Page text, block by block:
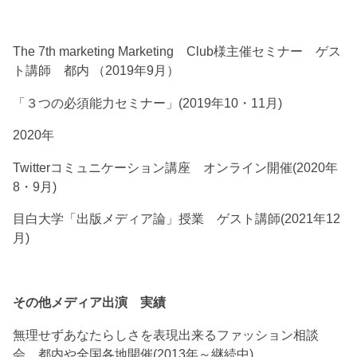
The 7th marketing Marketing Club様主催セミナー ゲス
ト講師 都内 （2019年9月）
「３つの必須能力セミナー」(2019年10・11月)
2020年
Twitterコミュニケーション講座 オンライン開催(2020年
8・9月)
目白大学「出版メディア論」授業 ゲスト講師(2021年12
月)
その他メディア出演 実績
無理せずあなたらしさを表現出来るファッション相談
会 都内や全国各地開催(2013年～継続中)